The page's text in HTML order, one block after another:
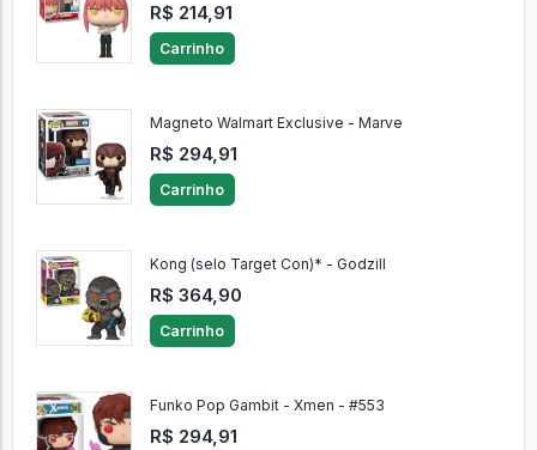
R$ 214,91
Carrinho
Magneto Walmart Exclusive - Marve
R$ 294,91
Carrinho
Kong (selo Target Con)* - Godzill
R$ 364,90
Carrinho
Funko Pop Gambit - Xmen - #553
R$ 294,91